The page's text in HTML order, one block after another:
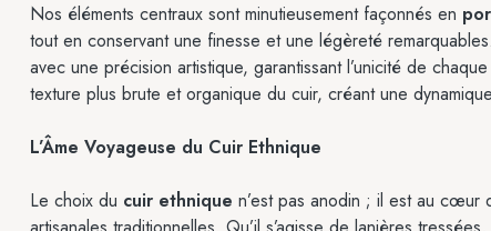
Nos éléments centraux sont minutieusement façonnés en
tout en conservant une finesse et une légèreté
avec une précision artistique, garantissant l’unicité de
texture plus brute et organique du cuir, créant une
L’Âme Voyageuse du Cuir Ethnique
Le choix du cuir ethnique n’est pas anodin ; il est au cœur